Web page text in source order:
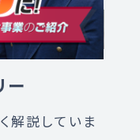
ー
解説していま